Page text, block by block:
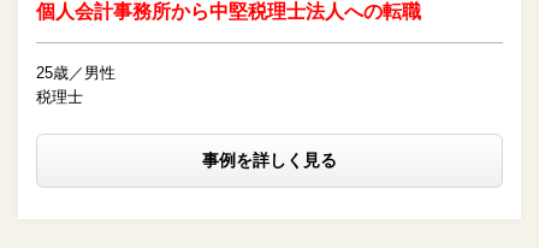
個人会計事務所から中堅税理士法人への転職
25歳／男性
税理士
事例を詳しく見る